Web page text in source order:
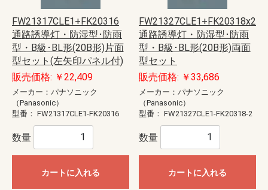
FW21317CLE1+FK20316
通路誘導灯・防湿型･防雨
型・B級･BL形(20B形)片面
型セット(左矢印パネル付)
販売価格: ￥22,409
メーカー：パナソニック
（Panasonic）
型番： FW21317CLE1-FK20316
数量
カートに入れる
FW21327CLE1+FK20318x2
通路誘導灯・防湿型･防雨
型・B級･BL形(20B形)両面
型セット
販売価格: ￥33,686
メーカー：パナソニック
（Panasonic）
型番： FW21327CLE1-FK20318-2
数量
カートに入れる